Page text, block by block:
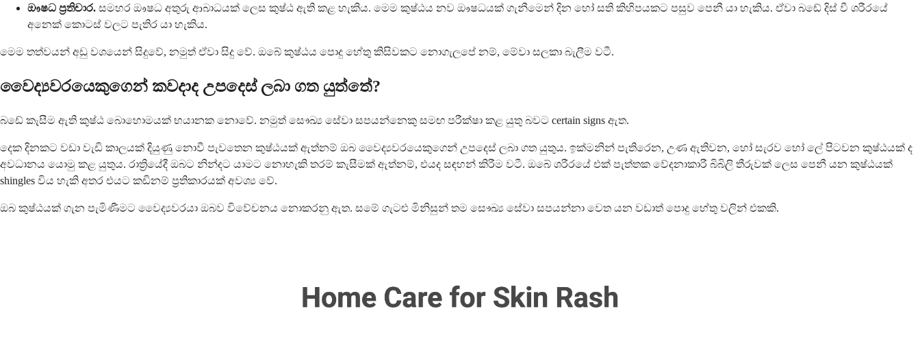
ඖෂධ ප්‍රතිචාර. සමහර ඖෂධ අතුරු ආබාධයක් ලෙස කුෂ්ඨ ඇති කළ හැකිය. මෙම කුෂ්ඨය නව ඖෂධයක් ගැනීමෙන් දින හෝ සති කිහිපයකට පසුව පෙනී යා හැකිය. ඒවා බඩේ දිස් වී ශරීරයේ
අනෙක් කොටස් වලට පැතිර යා හැකිය.
මෙම තත්වයන් අඩු වශයෙන් සිදුවේ, නමුත් ඒවා සිදු වේ. ඔබේ කුෂ්ඨය පොදු හේතු කිසිවකට නොගැලපේ නම්, මේවා සලකා බැලීම වටී.
වෛද්‍යවරයෙකුගෙන් කවදාද උපදෙස් ලබා ගත යුත්තේ?
බඩේ කැසීම ඇති කුෂ්ඨ බොහොමයක් භයානක නොවේ. නමුත් සෞඛ්‍ය සේවා සපයන්නෙකු සමඟ පරීක්ෂා කළ යුතු බවට certain signs ඇත.
දෙක දිනකට වඩා වැඩි කාලයක් දියුණු නොවී පැවතෙන කුෂ්ඨයක් ඇත්නම් ඔබ වෛද්‍යවරයෙකුගෙන් උපදෙස් ලබා ගත යුතුය. ඉක්මනින් පැතිරෙන, උණ ඇතිවන, හෝ සැරව හෝ ලේ පිටවන කුෂ්ඨයක් ද
අවධානය යොමු කළ යුතුය. රාත්‍රියේදී ඔබට නින්දට යාමට නොහැකි තරම් කැසීමක් ඇත්නම්, එයද සඳහන් කිරීම වටී. ඔබේ ශරීරයේ එක් පැත්තක වේදනාකාරී බිබිලි තීරුවක් ලෙස පෙනී යන කුෂ්ඨයක්
shingles විය හැකි අතර එයට කඩිනම් ප්‍රතිකාරයක් අවශ්‍ය වේ.
ඔබ කුෂ්ඨයක් ගැන පැමිණීමට වෛද්‍යවරයා ඔබව විවේචනය නොකරනු ඇත. සමේ ගැටළු මිනිසුන් තම සෞඛ්‍ය සේවා සපයන්නා වෙත යන වඩාත් පොදු හේතු වලින් එකකි.